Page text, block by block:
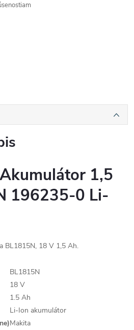
1,5
196235-0 Li-
BL1815N, 18 V 1,5 Ah.
BL1815N
18 V
1.5 Ah
Li-Ion akumulátor
Makita